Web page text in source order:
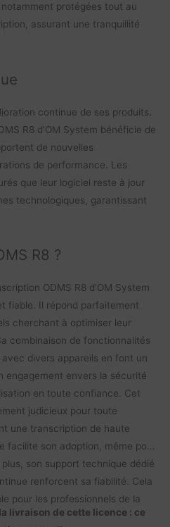
protégées tout au
assurant une tranquillité
continue de ses produits.
R8 d’OM System bénéficie de
de nouvelles
de performance. Les
que leur logiciel reste à jour
technologiques, garantissant
R8 ?
ODMS R8 d’OM System
fiable. Il répond parfaitement
cherchant à optimiser leur
combinaison de fonctionnalités
divers appareils en font un
engagement envers la sécurité
en toute confiance. Cet
judicieux pour toute
une transcription de haute
son adoption, même pour
son support technique dédié
renforcent sa fiabilité. Cela
pour les professionnels de la
livraison de cette licence : ce